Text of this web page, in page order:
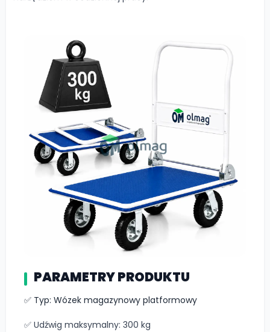
PARAMETRY PRODUKTU
✅ Typ: Wózek magazynowy platformowy
✅ Udźwig maksymalny: 300 kg